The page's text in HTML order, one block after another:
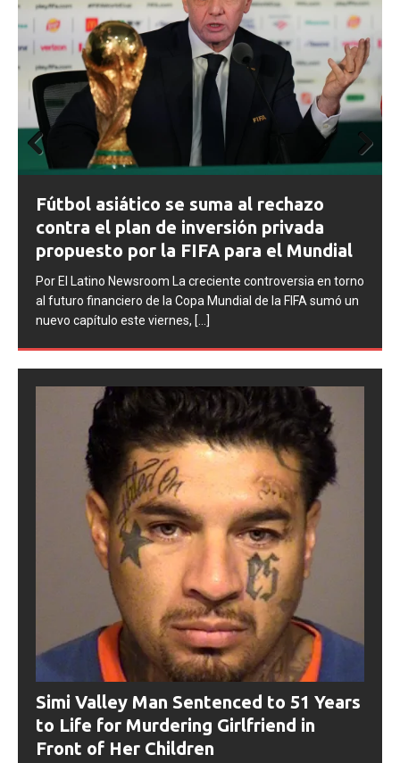
suma al rechazo
inversión privada
para el Mundial
creciente controversia en torno
Mundial de la FIFA sumó un
[...]
FIFA abre
contra Argentina
la final del Mundial
Por El Latino Newsroom La
procesos disciplinarios
Prev
Simi Valley Man Sentenced to 51 Years
to Life for Murdering Girlfriend in
Front of Her Children